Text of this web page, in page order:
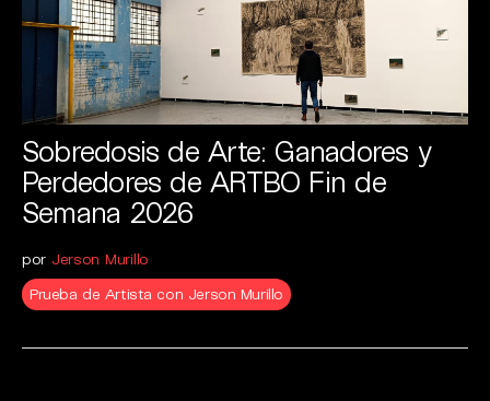
Sobredosis de Arte: Ganadores y
Perdedores de ARTBO Fin de
Semana 2026
por Jerson Murillo
Prueba de Artista con Jerson Murillo